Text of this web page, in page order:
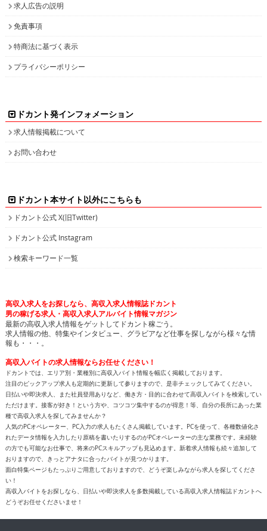
求人広告の説明
免責事項
特商法に基づく表示
プライバシーポリシー
ドカント発インフォメーション
求人情報掲載について
お問い合わせ
ドカント本サイト以外にこちらも
ドカント公式 X(旧Twitter)
ドカント公式 Instagram
検索キーワード一覧
高収入求人をお探しなら、高収入求人情報誌ドカント
男の稼げる求人・高収入求人アルバイト情報マガジン
最新の高収入求人情報をゲットしてドカント稼ごう。
求人情報の他、特集やインタビュー、グラビアなど仕事を探しながら様々な情
報も・・・。
高収入バイトの求人情報ならお任せください！
ドカントでは、エリア別・業種別に高収入バイト情報を幅広く掲載しております。
注目のピックアップ求人も定期的に更新して参りますので、是非チェックしてみてください。
日払いや即決求人、また社員登用ありなど、働き方・目的に合わせて高収入バイトを検索してい
ただけます。接客が好き！という方や、コツコツ集中するのが得意！等、自分の長所にあった業
種で高収入求人を探してみませんか？
人気のPCオペレーター、PC入力の求人もたくさん掲載しています。PCを使って、各種数値化さ
れたデータ情報を入力したり原稿を書いたりするのがPCオペレーターの主な業務です。未経験
の方でも可能なお仕事で、将来のPCスキルアップも見込めます。新着求人情報も続々追加して
おりますので、きっとアナタに合ったバイトが見つかります。
面白特集ページもたっぷりご用意しておりますので、どうぞ楽しみながら求人を探してくださ
い！
高収入バイトをお探しなら、日払いや即決求人を多数掲載している高収入求人情報誌ドカントへ
どうぞお任せくださいませ！